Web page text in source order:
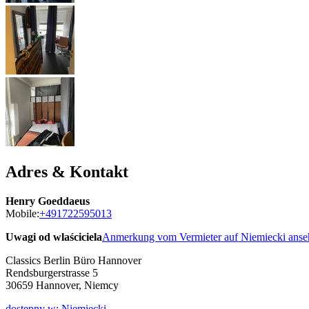
Adres & Kontakt
Henry Goeddaeus
Mobile:+491722595013
Uwagi od wlaścicielaAnmerkung vom Vermieter auf Niemiecki
Classics Berlin Büro Hannover
Rendsburgerstrasse 5
30659 Hannover, Niemcy